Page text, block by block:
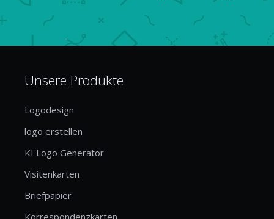
Unsere Produkte
Logodesign
logo erstellen
KI Logo Generator
Visitenkarten
Briefpapier
Korrespondenzkarten